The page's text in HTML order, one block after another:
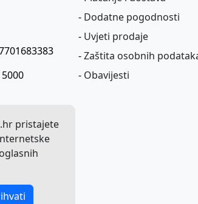
pristajete
- Dodatne pogodnosti
- Uvjeti prodaje
-Zaštita osobnih
- Obavijesti